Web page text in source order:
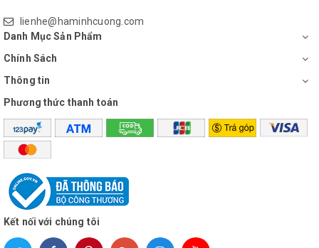
lienhe@haminhcuong.com
Danh Mục Sản Phẩm
Chính Sách
Thông tin
Phương thức thanh toán
Kết nối với chúng tôi